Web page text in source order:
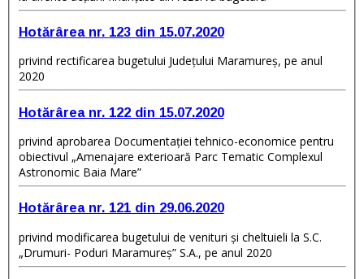
Hotărârea nr. 123 din 15.07.2020
privind rectificarea bugetului Judeţului Maramureş, pe anul
2020
Hotărârea nr. 122 din 15.07.2020
privind aprobarea Documentaţiei tehnico-economice pentru
obiectivul „Amenajare exterioară Parc Tematic Complexul
Astronomic Baia Mare”
Hotărârea nr. 121 din 29.06.2020
privind modificarea bugetului de venituri şi cheltuieli la S.C.
„Drumuri- Poduri Maramureş” S.A., pe anul 2020